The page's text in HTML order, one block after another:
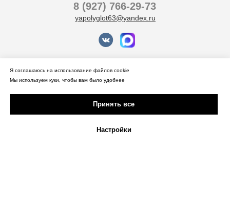
Я соглашаюсь на использование файлов cookie
Мы используем куки, чтобы вам было удобнее
Принять все
Настройки
8 (927) 766-29-73
yapolyglot63@yandex.ru
Согласие на
обработку
персональных данных
Согласие на обработку файлов cookie
Способы оплаты и отказа от услуги
Оферта на оказание услуг перевода